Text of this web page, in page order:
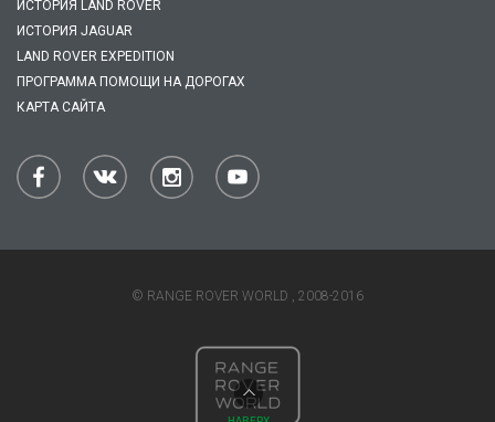
ИСТОРИЯ LAND ROVER
ИСТОРИЯ JAGUAR
LAND ROVER EXPEDITION
ПРОГРАММА ПОМОЩИ НА ДОРОГАХ
КАРТА САЙТА
© RANGE ROVER WORLD , 2008-2016